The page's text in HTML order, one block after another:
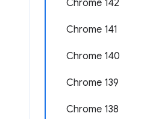
Chrome 142
Chrome 141
Chrome 140
Chrome 139
Chrome 138